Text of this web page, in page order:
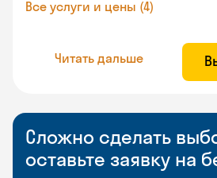
Все услуги и цены (4)
Читать дальше
Сложно сделать
оставьте заявку на